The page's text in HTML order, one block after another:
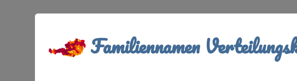
Familiennamen